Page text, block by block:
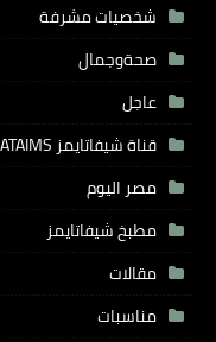
شخصيات مشرفة
صحةوجمال
عاجل
قناة شيفاتايمز TV / SHEFATAIMS
مصر اليوم
مطبخ شيفاتايمز
مقالات
مناسبات